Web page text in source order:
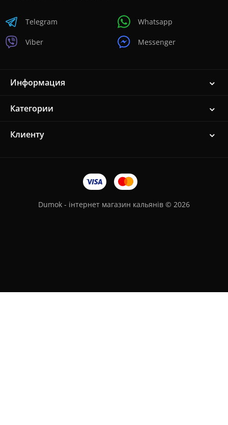
Telegram
Viber
Whatsapp
Messenger
Информация
Категории
Клиенту
Dumok - інтернет магазин кальянів © 2026